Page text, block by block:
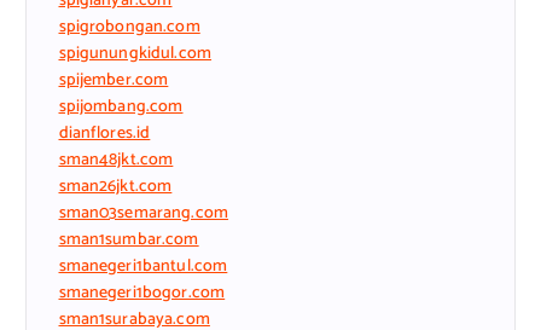
spigrobongan.com
spigunungkidul.com
spijember.com
spijombang.com
dianflores.id
sman48jkt.com
sman26jkt.com
sman03semarang.com
sman1sumbar.com
smanegeri1bantul.com
smanegeri1bogor.com
sman1surabaya.com